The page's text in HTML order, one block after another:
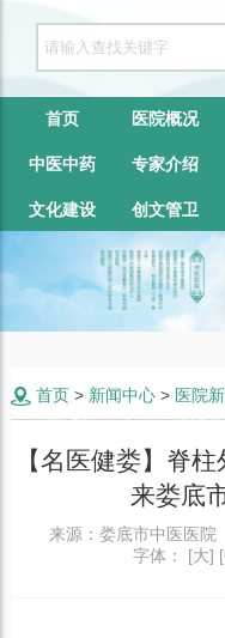
首页 医院概况
中医中药 专家介绍
文化建设 创文管卫
 首页> 新闻中心> 医院
【名医健娄】脊
来娄底
来源： 娄底市中医医院
字体：
[大] [